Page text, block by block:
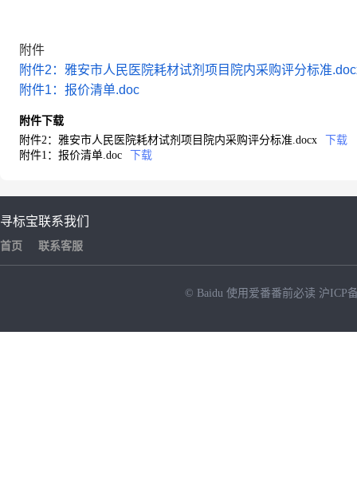
附件
附件2：雅安市人民医院耗材试剂项目院内采购评分标准
附件1：报价清单.doc
附件下载
附件2：雅安市人民医院耗材试剂项目院内采购评分标准.docx
下载
附件1：报价清单.doc
下载
寻标宝
首页
联系我们
联系客服
© Baidu 使用爱番番前必读 沪ICP